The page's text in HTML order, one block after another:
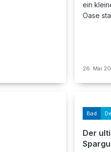
ein
Oase
26. Mai
Bad
Der